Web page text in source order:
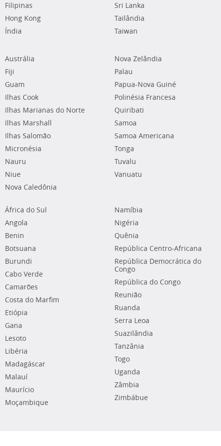
Filipinas
Hong Kong
Índia
Sri Lanka
Tailândia
Taiwan
Austrália
Fiji
Guam
Ilhas Cook
Ilhas Marianas do Norte
Ilhas Marshall
Ilhas Salomão
Micronésia
Nauru
Niue
Nova Caledônia
Nova Zelândia
Palau
Papua-Nova Guiné
Polinésia Francesa
Quiribati
Samoa
Samoa Americana
Tonga
Tuvalu
Vanuatu
África do Sul
Angola
Benin
Botsuana
Burundi
Cabo Verde
Camarões
Costa do Marfim
Etiópia
Gana
Lesoto
Libéria
Madagáscar
Malauí
Maurício
Moçambique
Namíbia
Nigéria
Quênia
República Centro-Africana
República Democrática do
Congo
República do Congo
Reunião
Ruanda
Serra Leoa
Suazilândia
Tanzânia
Togo
Uganda
Zâmbia
Zimbábue